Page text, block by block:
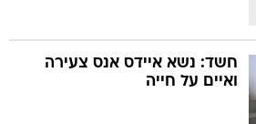
חשד: נשא איידס אנס צעירה
ואיים על חייה